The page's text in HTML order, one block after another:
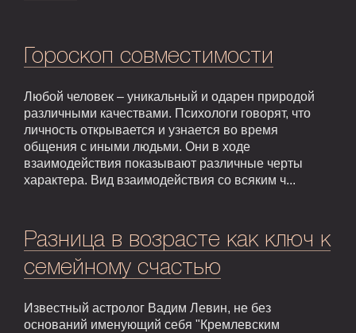
Гороскоп совместимости
Любой человек – уникальный и одарен природой
различными качествами. Психологи говорят, что
личность открывается и узнается во время
общения с иными людьми. Они в ходе
взаимодействия показывают различные черты
характера. Вид взаимодействия со всяким ч...
Разница в возрасте как ключ к
семейному счастью
Известный астролог Вадим Левин, не без
оснований именующий себя "Кремлевским